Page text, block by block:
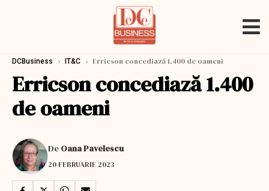
DCBusiness › IT&C › Erricson concediază 1.400 de oameni
Erricson concediază 1.400
de oameni
De Oana Pavelescu
20 FEBRUARIE 2023